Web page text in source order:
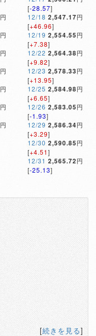
円
円
円
円
円
円
円
[-28.57]
12/18 2,547.17円
[+46.96]
12/19 2,554.55円
[+7.38]
12/22 2,564.38円
[+9.82]
12/23 2,578.33円
[+13.95]
12/25 2,584.98円
[+6.65]
12/26 2,583.05円
[-1.93]
12/29 2,586.34円
[+3.29]
12/30 2,590.85円
[+4.51]
12/31 2,565.72円
[-25.13]
[続きを見る]